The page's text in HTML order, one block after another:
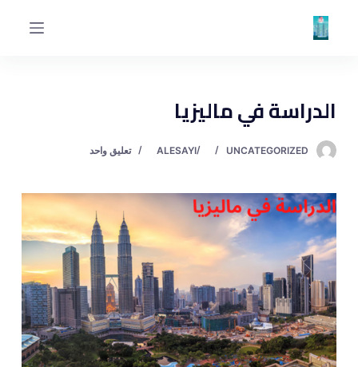
الدراسة في ماليزيا
ALESAYI UNCATEGORIZED تعليق واحد